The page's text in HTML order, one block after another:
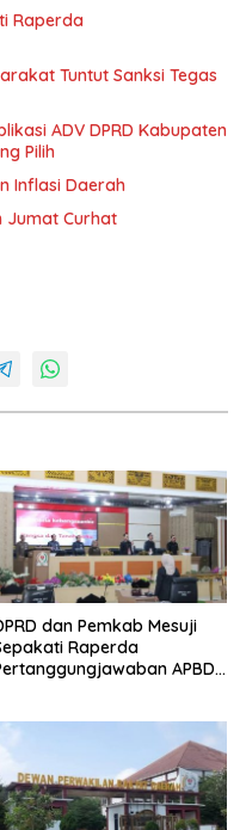
Raperda
Tuntut Sanksi Tegas
ADV DPRD Kabupaten
Pilih
Inflasi Daerah
Jumat Curhat
dan Pemkab Mesuji
Raperda
APBD